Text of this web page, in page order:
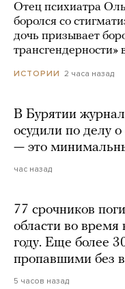
Отец психиатра
боролся со
дочь призывает
трансгендерности»
ИСТОРИИ 2 часа назад
В Бурятии
осудили по делу
— это
час назад
77 срочников
области во
году. Еще более
пропавшими без
5 часов назад